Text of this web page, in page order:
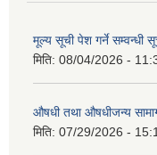
मूल्य सूची पेश गर्ने सम्वन्धी
मिति: 08/04/2026 -
औषधी तथा औषधीजन्य
मिति: 07/29/2026 -